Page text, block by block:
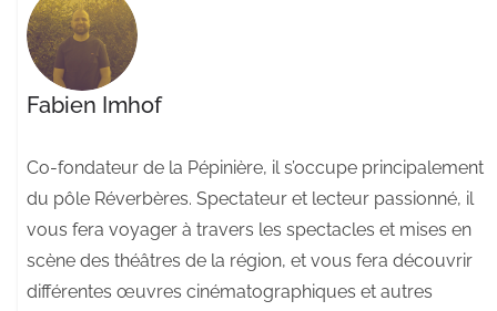
Fabien Imhof
Co-fondateur de la Pépinière, il s’occupe principalement
du pôle Réverbères. Spectateur et lecteur passionné, il
vous fera voyager à travers les spectacles et mises en
scène des théâtres de la région, et vous fera découvrir
différentes œuvres cinématographiques et autres